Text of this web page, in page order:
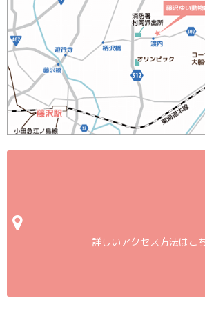
詳しいアクセス方法はこ